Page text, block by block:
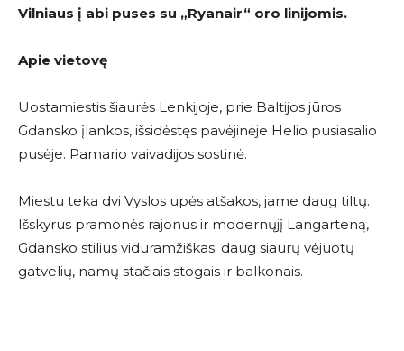
Vilniaus į abi puses su „Ryanair“ oro linijomis.
Apie vietovę
Uostamiestis šiaurės Lenkijoje, prie Baltijos jūros
Gdansko įlankos, išsidėstęs pavėjinėje Helio pusiasalio
pusėje. Pamario vaivadijos sostinė.
Miestu teka dvi Vyslos upės atšakos, jame daug tiltų.
Išskyrus pramonės rajonus ir modernųjį Langarteną,
Gdansko stilius viduramžiškas: daug siaurų vėjuotų
gatvelių, namų stačiais stogais ir balkonais.